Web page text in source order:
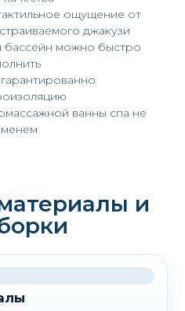
ощущение от
джакузи
бассейн можно быстро
ванны спа не
и